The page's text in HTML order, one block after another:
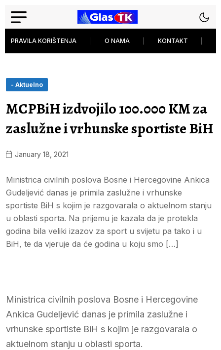
PRAVILA KORIŠTENJA O NAMA KONTAKT
- Aktuelno
MCPBiH izdvojilo 100.000 KM za
zaslužne i vrhunske sportiste BiH
January 18, 2021
Ministrica civilnih poslova Bosne i Hercegovine Ankica
Gudeljević danas je primila zaslužne i vrhunske
sportiste BiH s kojim je razgovarala o aktuelnom stanju
u oblasti sporta. Na prijemu je kazala da je protekla
godina bila veliki izazov za sport u svijetu pa tako i u
BiH, te da vjeruje da će godina u koju smo […]
Ministrica civilnih poslova Bosne i Hercegovine
Ankica Gudeljević danas je primila zaslužne i
vrhunske sportiste BiH s kojim je razgovarala o
aktuelnom stanju u oblasti sporta.